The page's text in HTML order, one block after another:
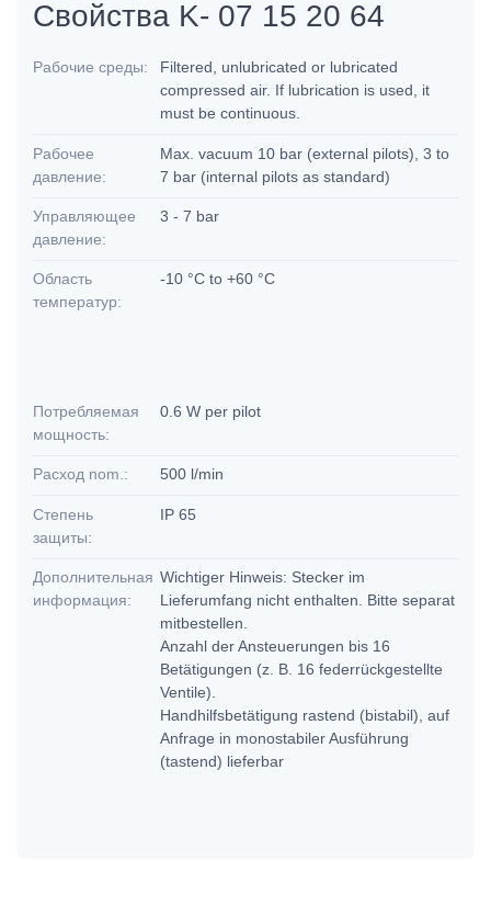
Свойства K- 07 15 20 64
Рабочие среды:
Filtered, unlubricated or lubricated
compressed air. If lubrication is used, it
must be continuous.
Рабочее
давление:
Max. vacuum 10 bar (external pilots), 3 to
7 bar (internal pilots as standard)
Управляющее
давление:
3 - 7 bar
Область
температур:
-10 °C to +60 °C
Потребляемая
мощность:
0.6 W per pilot
Расход nom.: 500 l/min
Степень
защиты:
IP 65
Дополнительная
информация:
Wichtiger Hinweis: Stecker im
Lieferumfang nicht enthalten. Bitte separat
mitbestellen.
Anzahl der Ansteuerungen bis 16
Betätigungen (z. B. 16 federrückgestellte
Ventile).
Handhilfsbetätigung rastend (bistabil), auf
Anfrage in monostabiler Ausführung
(tastend) lieferbar